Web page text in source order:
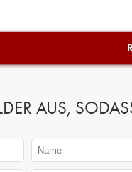
AUS,